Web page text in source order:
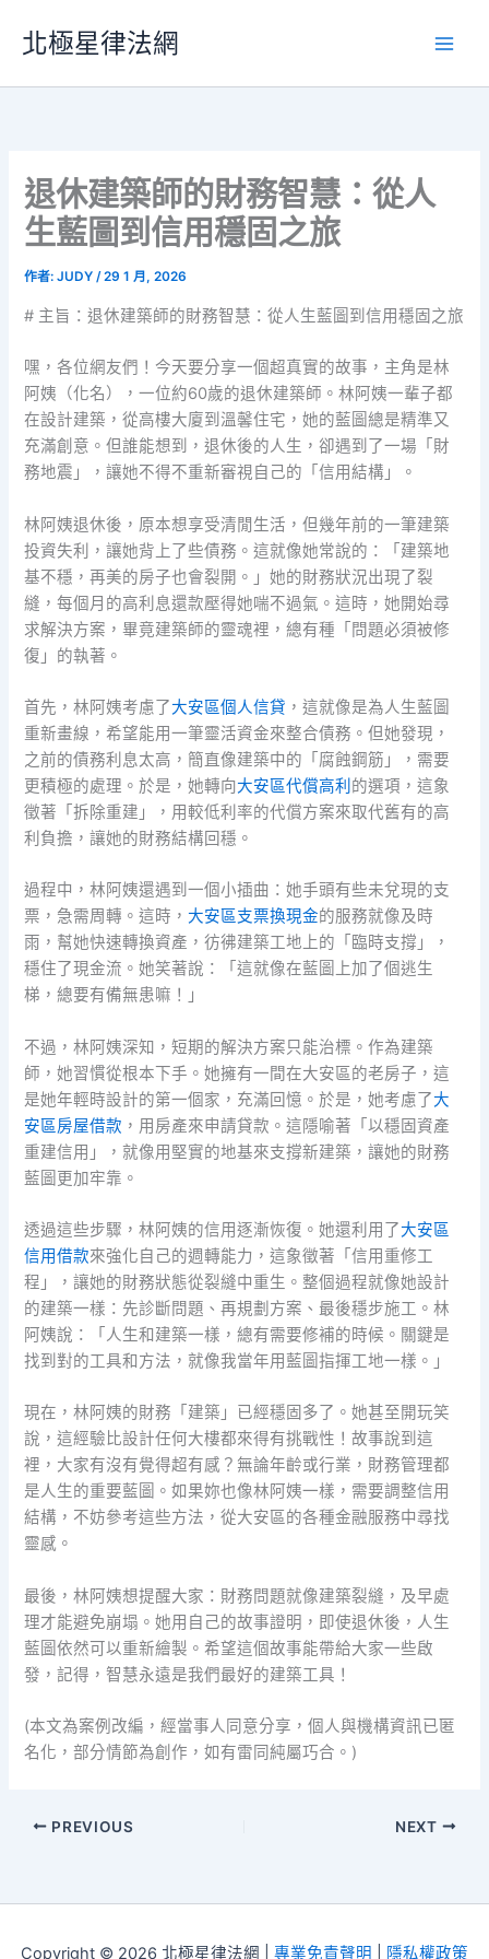
要
北極星律法網
退休建築師的財務智慧：從人
生藍圖到信用穩固之旅
作者:JUDY/29 1 月, 2026
# 主旨：退休建築師的財務智慧：從人生藍圖到信用穩固之旅
嘿，各位網友們！今天要分享一個超真實的故事，主角是林
阿姨（化名），一位約60歲的退休建築師。林阿姨一輩子都
在設計建築，從高樓大廈到溫馨住宅，她的藍圖總是精準又
充滿創意。但誰能想到，退休後的人生，卻遇到了一場「財
務地震」，讓她不得不重新審視自己的「信用結構」。
林阿姨退休後，原本想享受清閒生活，但幾年前的一筆建築
投資失利，讓她背上了些債務。這就像她常說的：「建築地
基不穩，再美的房子也會裂開。」她的財務狀況出現了裂
縫，每個月的高利息還款壓得她喘不過氣。這時，她開始尋
求解決方案，畢竟建築師的靈魂裡，總有種「問題必須被修
復」的執著。
首先，林阿姨考慮了大安區個人信貸 ，這就像是為人生藍圖
重新畫線，希望能用一筆靈活資金來整合債務。但她發現，
之前的債務利息太高，簡直像建築中的「腐蝕鋼筋」，需要
更積極的處理。於是，她轉向大安區代償高利 的選項，這象
徵著「拆除重建」，用較低利率的代償方案來取代舊有的高
利負擔，讓她的財務結構回穩。
過程中，林阿姨還遇到一個小插曲：她手頭有些未兌現的支
票，急需周轉。這時，大安區支票換現金的服務就像及時
雨，幫她快速轉換資產，彷彿建築工地上的「臨時支撐」，
穩住了現金流。她笑著說：「這就像在藍圖上加了個逃生
梯，總要有備無患嘛！」
不過，林阿姨深知，短期的解決方案只能治標。作為建築
師，她習慣從根本下手。她擁有一間在大安區的老房子，這
是她年輕時設計的第一個家，充滿回憶。於是，她考慮了大
安區房屋借款 ，用房產來申請貸款。這隱喻著「以穩固資產
重建信用」，就像用堅實的地基來支撐新建築，讓她的財務
藍圖更加牢靠。
透過這些步驟，林阿姨的信用逐漸恢復。她還利用了大安區
信用借款來強化自己的週轉能力，這象徵著「信用重修工
程」，讓她的財務狀態從裂縫中重生。整個過程就像她設計
的建築一樣：先診斷問題、再規劃方案、最後穩步施工。林
阿姨說：「人生和建築一樣，總有需要修補的時候。關鍵是
找到對的工具和方法，就像我當年用藍圖指揮工地一樣。」
現在，林阿姨的財務「建築」已經穩固多了。她甚至開玩笑
說，這經驗比設計任何大樓都來得有挑戰性！故事說到這
裡，大家有沒有覺得超有感？無論年齡或行業，財務管理都
是人生的重要藍圖。如果妳也像林阿姨一樣，需要調整信用
結構，不妨參考這些方法，從大安區的各種金融服務中尋找
靈感。
最後，林阿姨想提醒大家：財務問題就像建築裂縫，及早處
理才能避免崩塌。她用自己的故事證明，即使退休後，人生
藍圖依然可以重新繪製。希望這個故事能帶給大家一些啟
發，記得，智慧永遠是我們最好的建築工具！
(本文為案例改編，經當事人同意分享，個人與機構資訊已匿
名化，部分情節為創作，如有雷同純屬巧合。)
PREVIOUS NEXT
Copyright © 2026 北極星律法網 | 專業免責聲明 隱私權政策